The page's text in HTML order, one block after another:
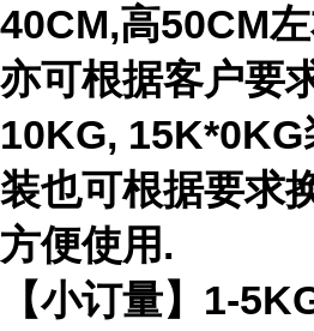
40CM,高50CM
亦可根据客户要
10KG,
装也可根据要求
方便使用.
【小订量】1-